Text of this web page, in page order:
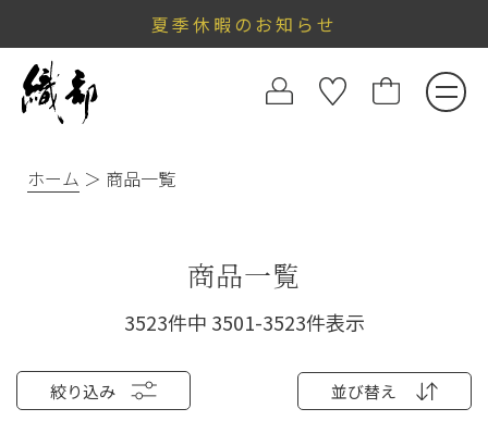
夏季休暇のお知らせ
ホーム 商品一覧
商品一覧
絞り込み 並び替え
3523件中 3501-3523件表示